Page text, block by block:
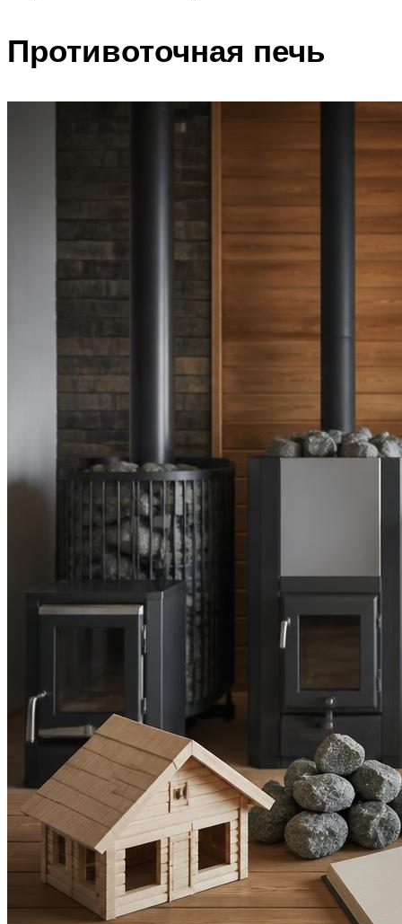
Противоточная печь